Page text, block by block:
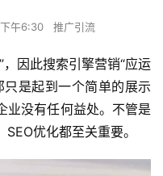
午6:30 推广引流
因此搜索引擎营销“应运
是起到一个简单的展示
业没有任何益处。不管是
优化都至关重要。